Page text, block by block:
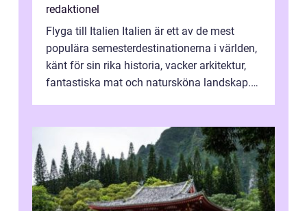
redaktionel
Flyga till Italien Italien är ett av de mest
populära semesterdestinationerna i världen,
känt för sin rika historia, vacker arkitektur,
fantastiska mat och natursköna landskap.